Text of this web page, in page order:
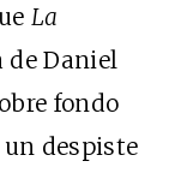
La
de Daniel
fondo
despiste